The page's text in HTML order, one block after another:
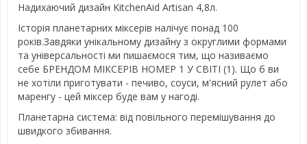
Надихаючий дизайн KitchenAid Artisan 4,8л.
Історія планетарних міксерів налічує понад 100
років.Завдяки унікальному дизайну з округлими формами
та універсальності ми пишаємося тим, що називаємо
себе БРЕНДОМ МІКСЕРІВ НОМЕР 1 У СВІТІ (1). Що б ви
не хотіли приготувати - печиво, соуси, м'ясний рулет або
маренгу - цей міксер буде вам у нагоді.
Планетарна система: від повільного перемішування до
швидкого збивання.